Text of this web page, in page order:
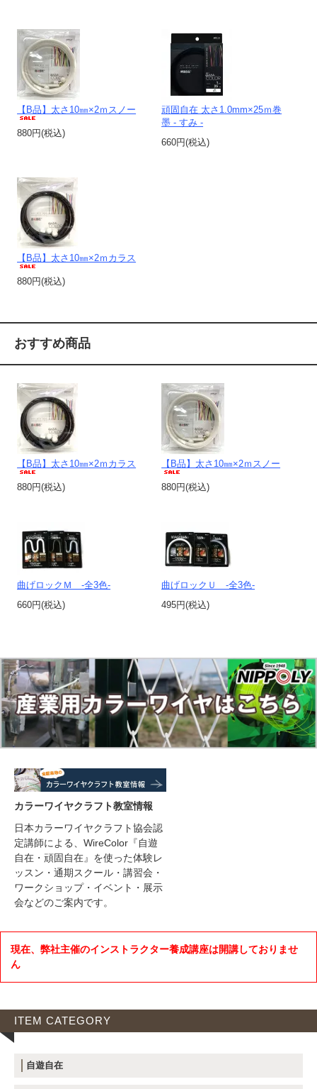
【B品】太さ10㎜×2ｍスノー
880円(税込)
頑固自在 太さ1.0mm×25ｍ巻
墨 - すみ -
660円(税込)
【B品】太さ10㎜×2ｍカラス
880円(税込)
おすすめ商品
【B品】太さ10㎜×2ｍカラス
880円(税込)
【B品】太さ10㎜×2ｍスノー
880円(税込)
曲げロックＭ -全3色-
660円(税込)
曲げロックＵ -全3色-
495円(税込)
カラーワイヤクラフト教室情報
日本カラーワイヤクラフト協会認
定講師による、WireColor『自遊
自在・頑固自在』を使った体験レ
ッスン・通期スクール・講習会・
ワークショップ・イベント・展示
会などのご案内です。
現在、弊社主催のインストラクター養成講座は開講しておりませ
ん
ITEM CATEGORY
自遊自在